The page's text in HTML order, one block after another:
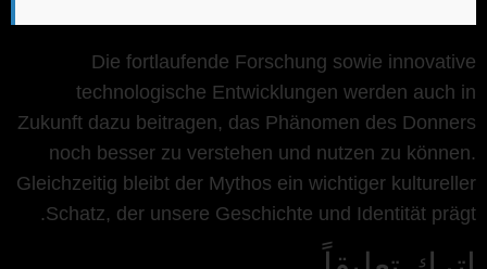
Die fortlaufende Forschung sowie innovative
technologische Entwicklungen werden auch in
Zukunft dazu beitragen, das Phänomen des Donners
noch besser zu verstehen und nutzen zu können.
Gleichzeitig bleibt der Mythos ein wichtiger kultureller
Schatz, der unsere Geschichte und Identität prägt.